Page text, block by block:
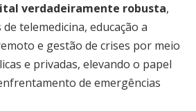
verdadeiramente robusta,
telemedicina, educação a
e gestão de crises por meio
e privadas, elevando o papel
de emergências